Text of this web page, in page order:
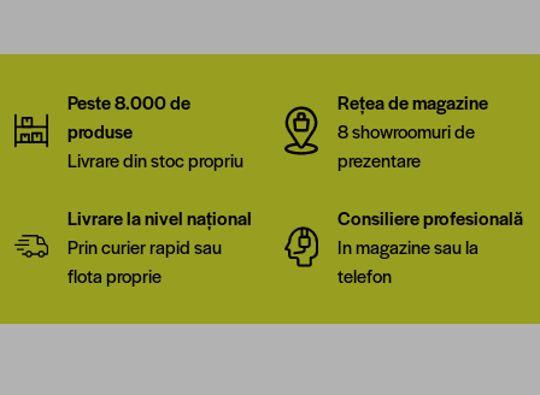
Peste 8.000 de
produse
Livrare din stoc propriu
Rețea de magazine
8 showroomuri de
prezentare
Livrare la nivel național
Prin curier rapid sau
flota proprie
Consiliere profesională
In magazine sau la
telefon